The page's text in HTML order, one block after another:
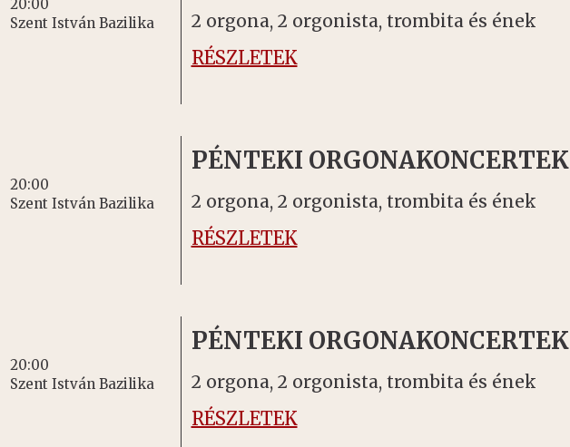
20:00
Szent István Bazilika
2 orgona, 2 orgonista, trombita és ének
RÉSZLETEK
PÉNTEKI ORGONAKONCERTEK
20:00
Szent István Bazilika
2 orgona, 2 orgonista, trombita és ének
RÉSZLETEK
PÉNTEKI ORGONAKONCERTEK
20:00
Szent István Bazilika
2 orgona, 2 orgonista, trombita és ének
RÉSZLETEK